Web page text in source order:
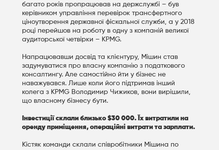
багато років пропрацював на держслужбі – був
керівником управління перевірок трансфертного
ціноутворення державної фіскальної служби, а у 2018
році перейшов на роботу в одну з компаній великої
аудиторської четвірки – KPMG.
Напрацювавши досвід та клієнтуру, Мішин став
задумуватися про власну компанію з податкового
консалтингу. Але самостійно йти у бізнес не
наважувався. Лише коли його підтримав інший
колега з KPMG Володимир Чижиков, вони вирішили,
що власному бізнесу бути.
Інвестиції склали близько $30 000. Їх витратили на
оренду приміщення, операційні витрати та зарплати.
Кістяк команди склали співробітники Мішина по